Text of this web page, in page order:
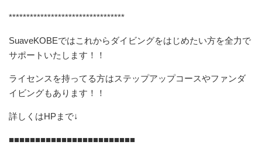
*********************************
SuaveKOBEではこれからダイビングをはじめたい方を全力で
サポートいたします！！
ライセンスを持ってる方はステップアップコースやファンダ
イビングもあります！！
詳しくはHPまで↓
■■■■■■■■■■■■■■■■■■■■■■■■